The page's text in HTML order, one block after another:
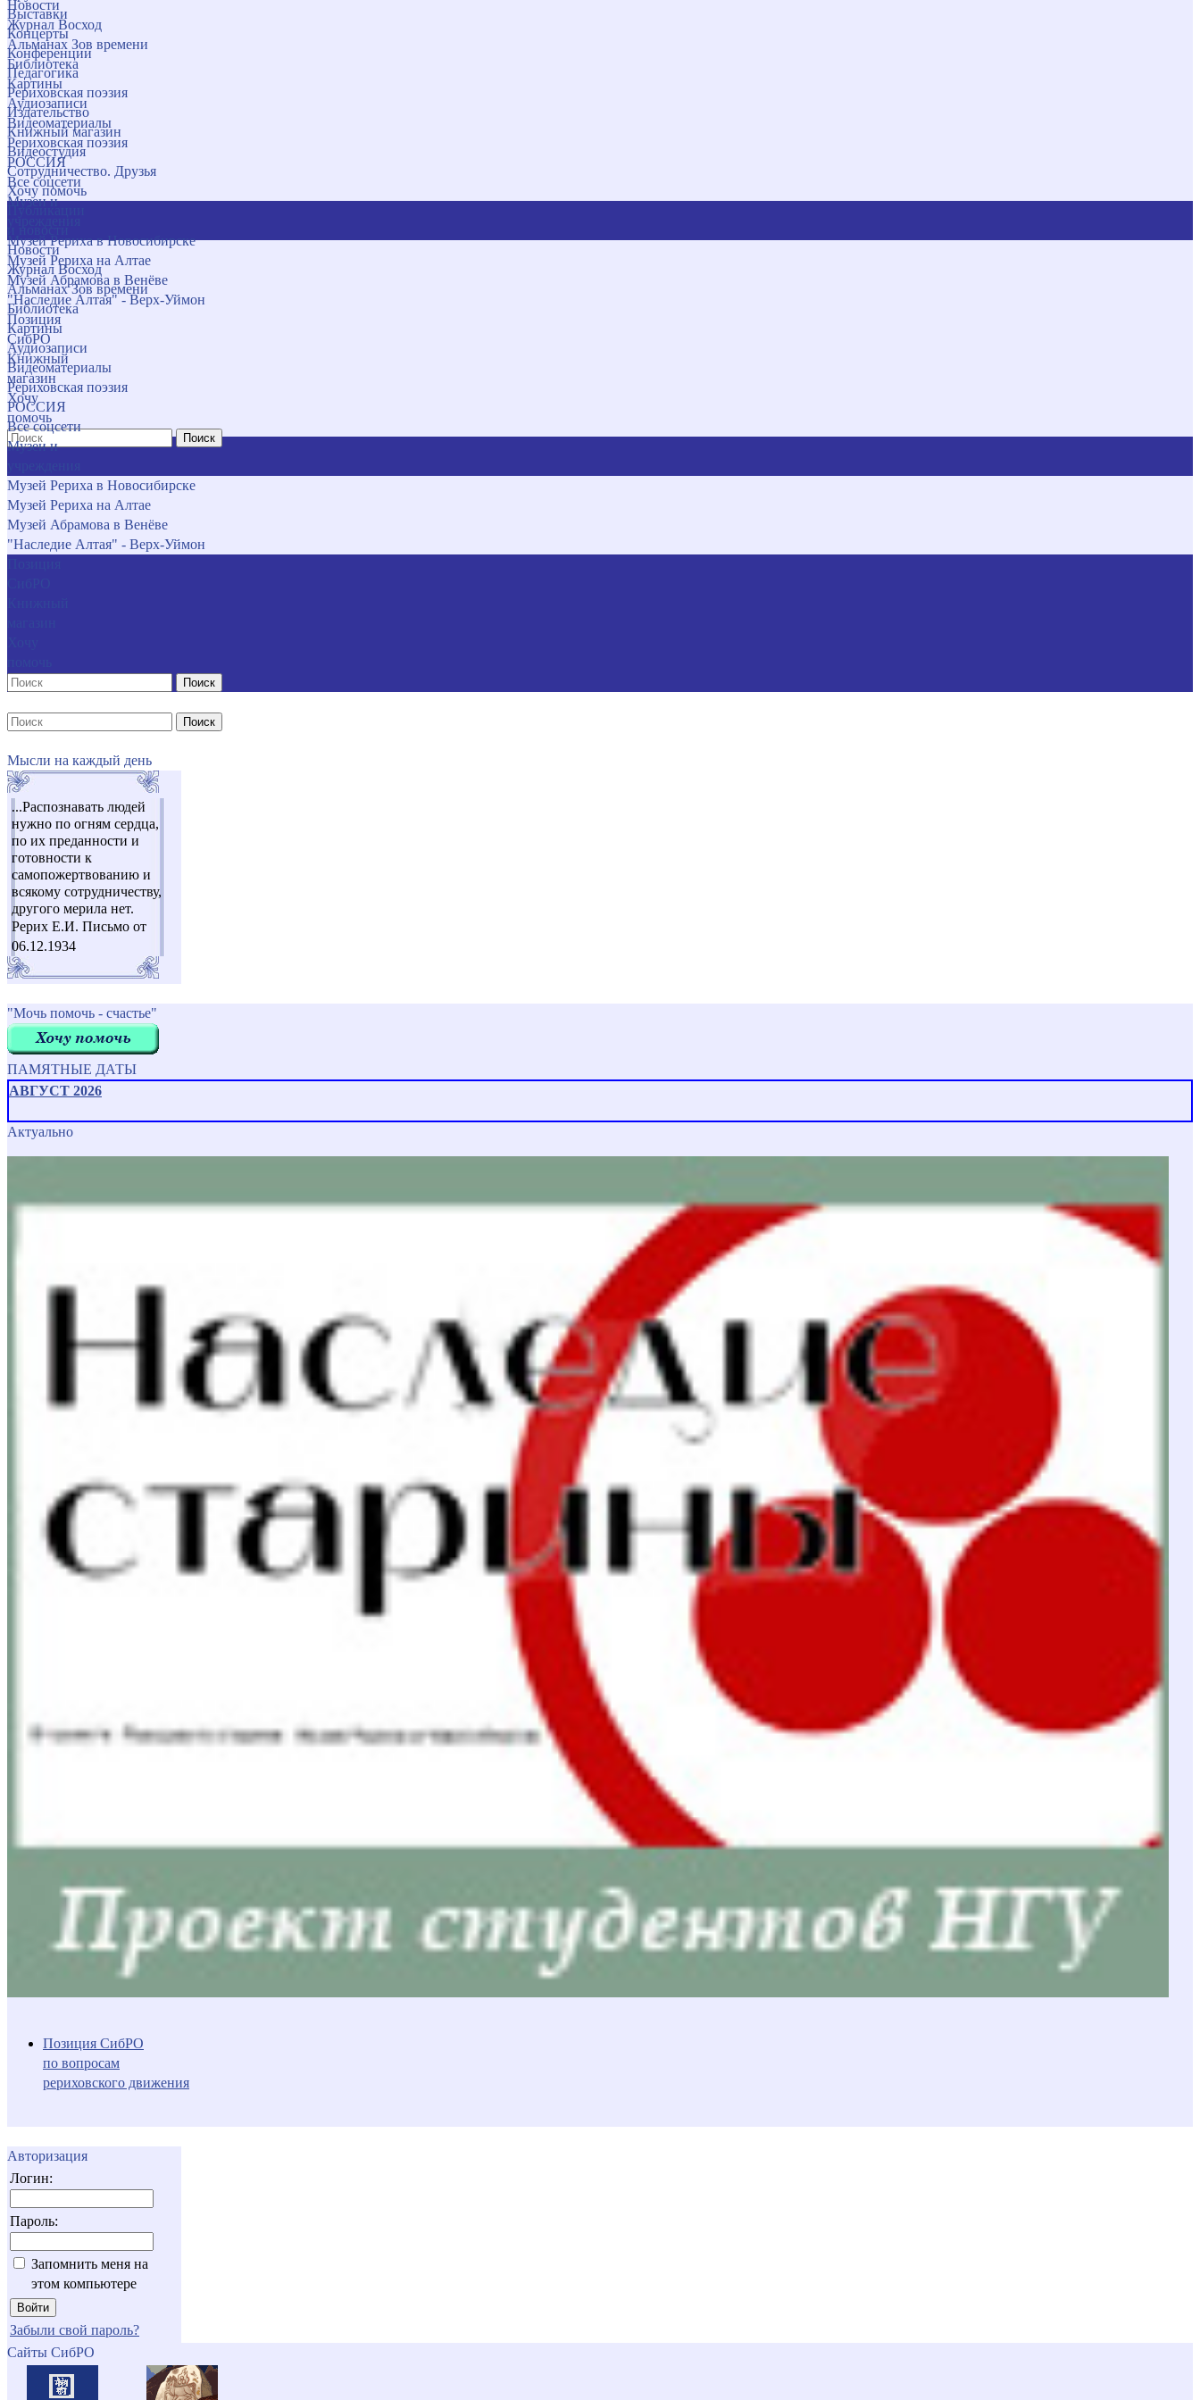
Новости
Журнал Восход
Альманах Зов времени
Библиотека
Картины
Аудиозаписи
Видеоматериалы
Рериховская поэзия
РОССИЯ
Все соцсети
Музеи и
Музей Рериха в Новосибирске
Музей Рериха на Алтае
Музей Абрамова в Венёве
"Наследие Алтая" - Верх-Уймон
Позиция
СибРО
Книжный
магазин
Хочу
помочь
Поиск
Выставки
Концерты
Конференции
Педагогика
Рериховская поэзия
Издательство
Книжный магазин
Видеостудия
Сотрудничество. Друзья
Хочу помочь
Новости
Журнал Восход
Альманах Зов времени
Библиотека
Картины
Аудиозаписи
Видеоматериалы
Рериховская поэзия
РОССИЯ
Все соцсети
Музеи и
Музей Рериха в Новосибирске
Музей Рериха на Алтае
Музей Абрамова в Венёве
"Наследие Алтая" - Верх-Уймон
Поиск
Поиск
Мысли на каждый день
...Распознавать людей
нужно по огням сердца,
по их преданности и
готовности к
самопожертвованию и
всякому сотрудничеству,
другого мерила нет.
Рерих Е.И. Письмо от
06.12.1934
"Мочь помочь - счастье"
ПАМЯТНЫЕ ДАТЫ
АВГУСТ 2026
Актуально
Позиция СибРО
по вопросам
рериховского движения
Авторизация
Логин:
Пароль:
Запомнить меня на
этом компьютере
Забыли свой пароль?
Сайты СибРО